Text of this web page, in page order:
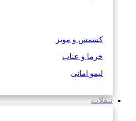
کشمش و مویز
خرما و عناب
لیمو امانی
تنقلات